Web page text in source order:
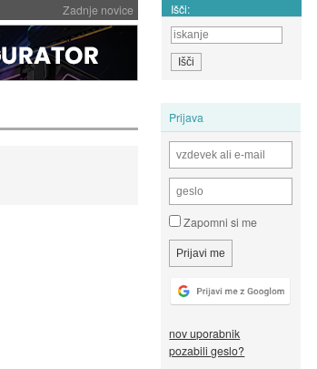
Zadnje novice Išči:
Prijava
Zapomni si me
nov uporabnik
pozabili geslo?